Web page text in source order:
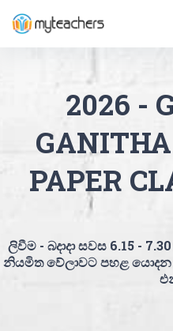
2026 -
PAPER
ලිවීම - බදාදා සවස 6.15 -
නියමිත වේලාවට පහළ